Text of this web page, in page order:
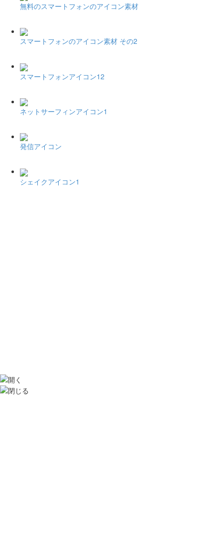
無料のスマートフォンのアイコン素材
スマートフォンのアイコン素材 その2
スマートフォンアイコン12
ネットサーフィンアイコン1
発信アイコン
シェイクアイコン1